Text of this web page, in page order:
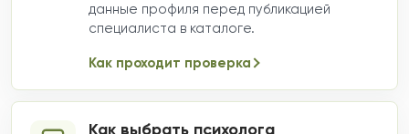
данные профиля перед публикацией
специалиста в каталоге.
Как проходит проверка
Как выбрать психолога